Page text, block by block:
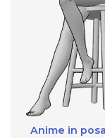
Anime in